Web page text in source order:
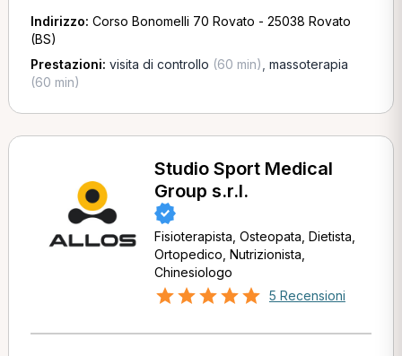
Indirizzo: Corso Bonomelli 70 Rovato - 25038 Rovato
(BS)
Prestazioni: visita di controllo (60 min) massoterapia
(60 min)
Studio Sport Medical
Group s.r.l.
Fisioterapista, Osteopata, Dietista,
Ortopedico, Nutrizionista,
Chinesiologo
5 Recensioni